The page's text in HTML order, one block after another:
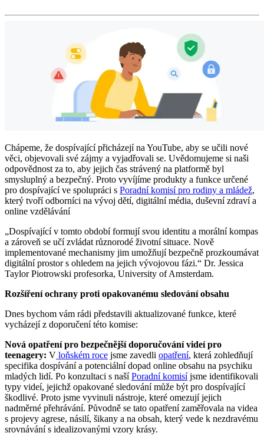
Chápeme, že dospívající přicházejí na YouTube, aby se učili nové
věci, objevovali své zájmy a vyjadřovali se. Uvědomujeme si naši
odpovědnost za to, aby jejich čas strávený na platformě byl
smysluplný a bezpečný. Proto vyvíjíme produkty a funkce určené
pro dospívající ve spolupráci s Poradní komisí pro rodiny a mládež,
který tvoří odborníci na vývoj dětí, digitální média, duševní zdraví a
online vzdělávání
„Dospívající v tomto období formují svou identitu a morální kompas
a zároveň se učí zvládat různorodé životní situace. Nově
implementované mechanismy jim umožňují bezpečně prozkoumávat
digitální prostor s ohledem na jejich vývojovou fázi.“ Dr. Jessica
Taylor Piotrowski profesorka, University of Amsterdam.
Rozšíření ochrany proti opakovanému sledování obsahu
Dnes bychom vám rádi představili aktualizované funkce, které
vycházejí z doporučení této komise:
Nová opatření pro bezpečnější doporučování videí pro
teenagery: V loňském roce jsme zavedli opatření, která zohledňují
specifika dospívání a potenciální dopad online obsahu na psychiku
mladých lidí. Po konzultaci s našíPoradní komisíjsme identifikovali
typy videí, jejichž opakované sledování může být pro dospívající
škodlivé. Proto jsme vyvinuli nástroje, které omezují jejich
nadměrné přehrávání. Původně se tato opatření zaměřovala na videa
s projevy agrese, násilí, šikany a na obsah, který vede k nezdravému
srovnávání s idealizovanými vzory krásy.